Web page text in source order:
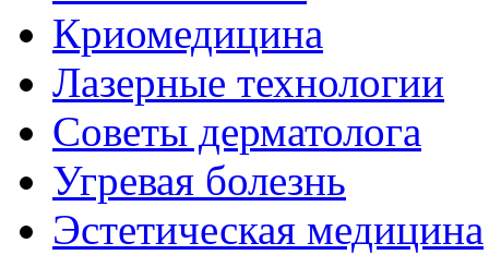
Криомедицина
Лазерные технологии
Советы дерматолога
Угревая болезнь
Эстетическая медицина